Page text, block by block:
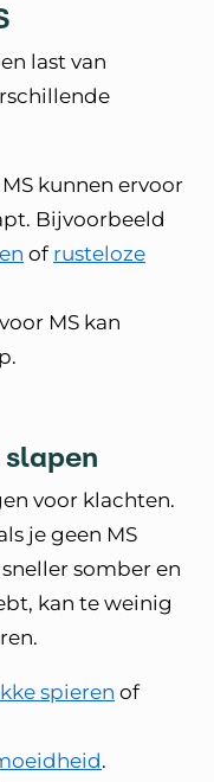
last van
kunnen ervoor
Bijvoorbeeld
of rusteloze
MS kan
voor klachten.
je geen MS
somber en
kan te weinig
spieren of
.